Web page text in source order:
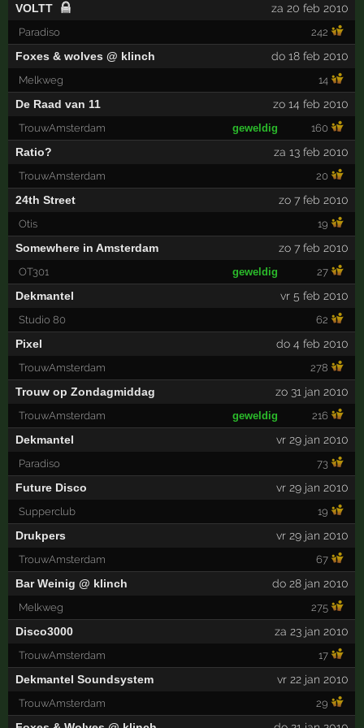
VOLTT za 20 feb 2010
Paradiso 242
Foxes & wolves @ klinch do 18 feb 2010
Melkweg 14
De Raad van 11 zo 14 feb 2010
TrouwAmsterdam geweldig 160
Ratio? za 13 feb 2010
TrouwAmsterdam 20
24th Street zo 7 feb 2010
Otis 19
Somewhere in Amsterdam zo 7 feb 2010
OT301 geweldig 27
Dekmantel vr 5 feb 2010
Studio 80 62
Pixel do 4 feb 2010
TrouwAmsterdam 278
Trouw op Zondagmiddag zo 31 jan 2010
TrouwAmsterdam geweldig 216
Dekmantel vr 29 jan 2010
Paradiso 73
Future Disco vr 29 jan 2010
Supperclub 19
Drukpers vr 29 jan 2010
TrouwAmsterdam 67
Bar Weinig @ klinch do 28 jan 2010
Melkweg 275
Disco3000 za 23 jan 2010
TrouwAmsterdam 17
Dekmantel Soundsystem vr 22 jan 2010
TrouwAmsterdam 29